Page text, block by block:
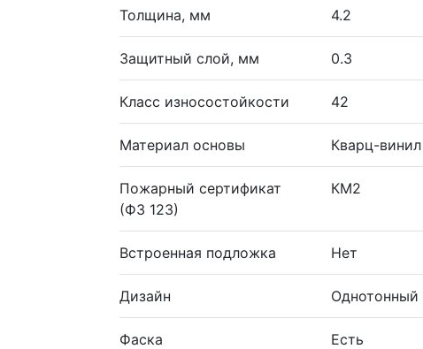
Толщина, мм 4.2
Защитный слой, мм 0.3
Класс износостойкости 42
Материал основы Кварц-винил
Пожарный сертификат
(ФЗ 123)
КМ2
Встроенная подложка Нет
Дизайн Однотонный
Фаска Есть